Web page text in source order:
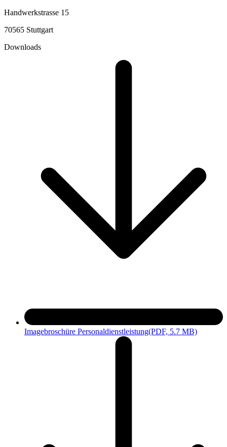
Handwerkstrasse 15
70565 Stuttgart
Downloads
Imagebroschüre Personaldienstleistung(PDF, 5.7 MB)